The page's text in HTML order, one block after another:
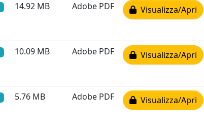
14.92 MB Adobe PDF Visualizza/Apri
10.09 MB Adobe PDF Visualizza/Apri
5.76 MB Adobe PDF Visualizza/Apri